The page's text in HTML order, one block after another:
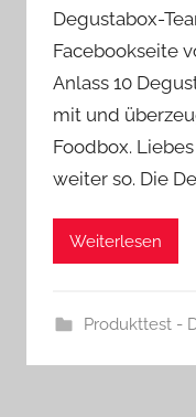
Degustabox-
Facebookseite
Anlass 10
mit und
Foodbox.
weiter so. Die
Weiterlesen
Produkttest -